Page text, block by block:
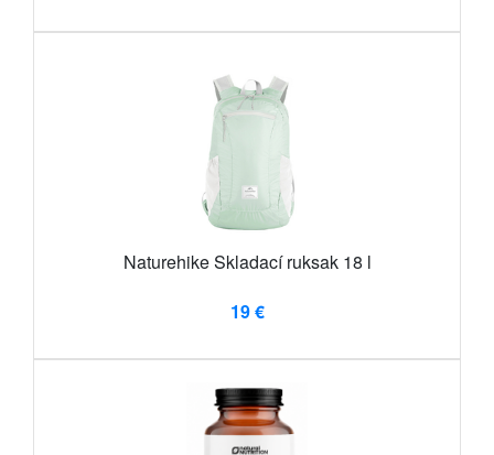
Naturehike Skladací ruksak 18 l
19 €